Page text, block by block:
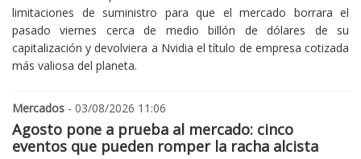
limitaciones de suministro para que el mercado borrara el
pasado viernes cerca de medio billón de dólares de su
capitalización y devolviera a Nvidia el título de empresa cotizada
más valiosa del planeta.
Mercados - 03/08/2026 11:06
Agosto pone a prueba al mercado: cinco
eventos que pueden romper la racha alcista